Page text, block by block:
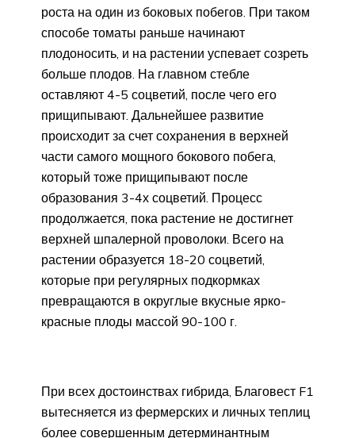
роста на один из боковых побегов. При таком
способе томаты раньше начинают
плодоносить, и на растении успевает созреть
больше плодов. На главном стебле
оставляют 4-5 соцветий, после чего его
прищипывают. Дальнейшее развитие
происходит за счет сохранения в верхней
части самого мощного бокового побега,
который тоже прищипывают после
образования 3-4х соцветий. Процесс
продолжается, пока растение не достигнет
верхней шпалерной проволоки. Всего на
растении образуется 18-20 соцветий,
которые при регулярных подкормках
превращаются в округлые вкусные ярко-
красные плоды массой 90-100 г.
При всех достоинствах гибрида, Благовест F1
вытесняется из фермерских и личных теплиц
более совершенным детерминантным